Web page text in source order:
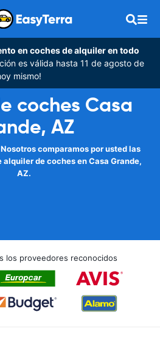
en coches de alquiler en todo
es válida hasta 11 de agosto de
mismo!
coches Casa
AZ
comparamos por usted las
de coches en Casa Grande,
AZ.
los proveedores reconocidos